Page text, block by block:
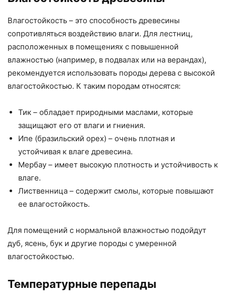
Влагостойкость – это способность древесины
сопротивляться воздействию влаги. Для лестниц,
расположенных в помещениях с повышенной
влажностью (например, в подвалах или на верандах),
рекомендуется использовать породы дерева с высокой
влагостойкостью. К таким породам относятся:
Тик – обладает природными маслами, которые
защищают его от влаги и гниения.
Ипе (бразильский орех) – очень плотная и
устойчивая к влаге древесина.
Мербау – имеет высокую плотность и устойчивость к
влаге.
Лиственница – содержит смолы, которые повышают
ее влагостойкость.
Для помещений с нормальной влажностью подойдут
дуб, ясень, бук и другие породы с умеренной
влагостойкостью.
Температурные перепады